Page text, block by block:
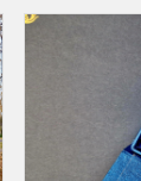
Akcija
,,Nepalikim
nesutvarkyto
kapo“